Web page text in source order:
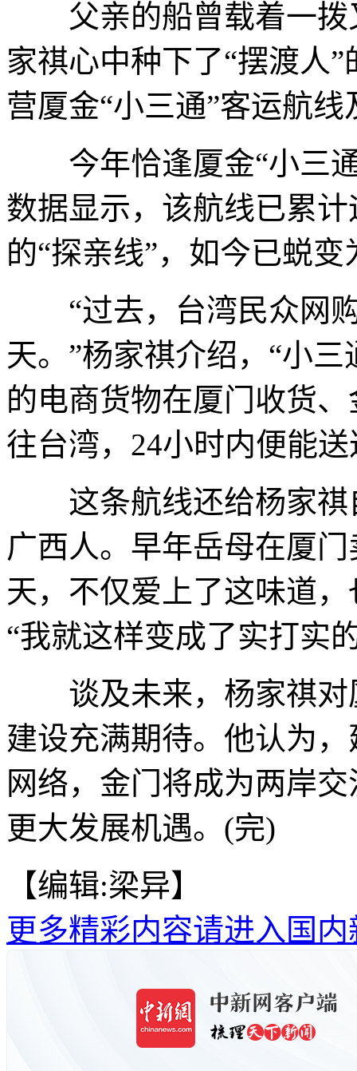
父亲的船曾载着一拨
家祺心中种下了“摆渡人
营厦金“小三通”客运航
今年恰逢厦金“小三通
数据显示，该航线已累
的“探亲线”，如今已蜕变
“过去，台湾民众网购
天。”杨家祺介绍，“小
的电商货物在厦门收货
往台湾，24小时内便能
这条航线还给杨家祺
广西人。早年岳母在厦
天，不仅爱上了这味道
“我就这样变成了实打实
谈及未来，杨家祺对
建设充满期待。他认为
网络，金门将成为两岸
更大发展机遇。(完)
【编辑:梁异】
更多精彩内容请进入国内